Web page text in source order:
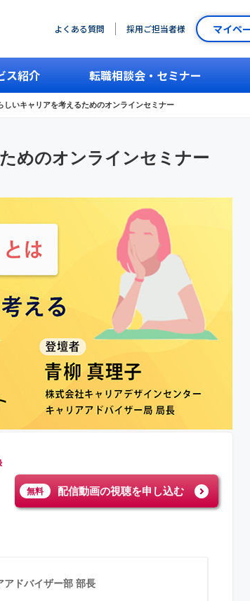
よくある質問 採用ご担当者様 マイペ
ス紹介 転職相談会・セミナー
しいキャリアを考えるためのオンラインセミナー
めのオンラインセミナー
無料 配信動画の視聴を申し込む
アドバイザー部 部長